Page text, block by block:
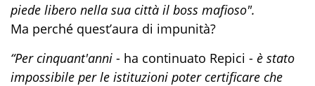
piede libero nella sua città il boss mafioso".
Ma perché quest’aura di impunità?
“Per cinquant'anni - ha continuato Repici - è stato
impossibile per le istituzioni poter certificare che